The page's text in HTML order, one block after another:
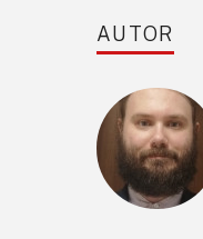
AUTOR